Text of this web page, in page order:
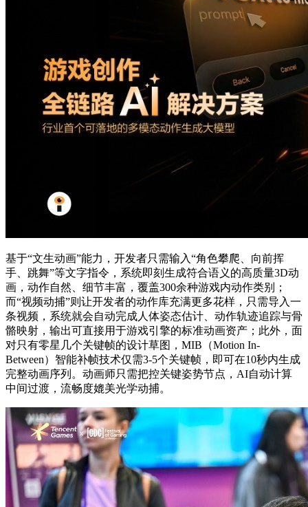
基于“文生动画”能力，开发者只需输入“角色攀爬、向前挥
手、跳舞”等文字指令，系统即刻生成符合语义的高质量3D动
画，动作自然、细节丰富，覆盖300余种游戏内动作类别；
而“视频动捕”则让开发者的动作库充满更多花样，只需导入一
条视频，系统就会自动完成人体姿态估计、动作轨迹追踪与骨
骼映射，输出可直接用于游戏引擎的标准动画资产；此外，面
对只有零星几个关键帧的设计草图，MIB（Motion In-
Between）智能补帧技术仅需3-5个关键帧，即可在10秒内生成
完整动画序列。动画师只需把控关键姿势节点，AI自动计算
中间过渡，流畅度媲美光学动捕。